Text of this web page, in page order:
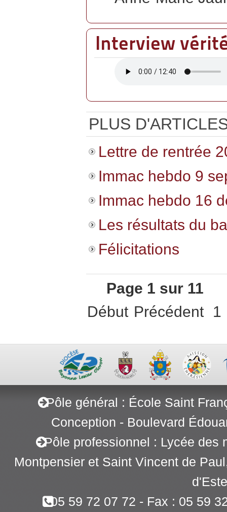
Interview
PLUS
Lettre de rentrée
Immac hebdo 9
Immac hebdo 16
Les résultats du
Félicitations
Page 1 sur 11
Début Précédent 1
Pôle général : École Saint
Conception - Boulevard
Pôle professionnel : Lycée des
Montpensier et Saint Vincent de
05 59 72 07 72 - Fax : 05 59